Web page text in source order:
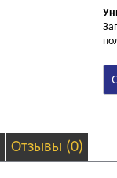
Отзывы (0)